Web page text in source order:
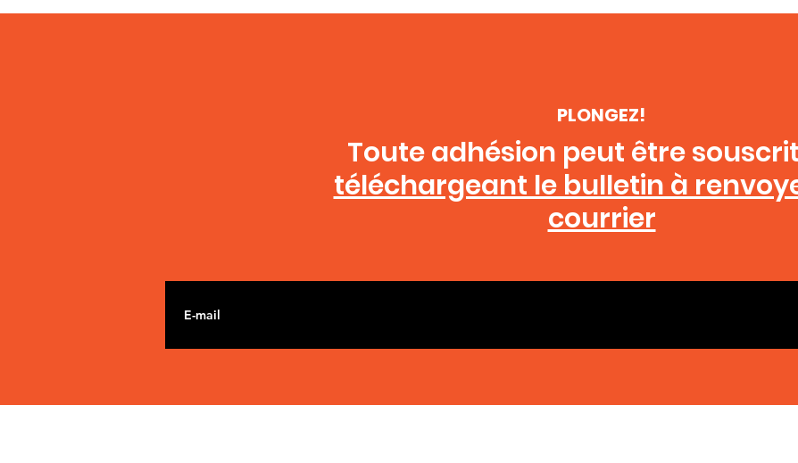
PLONGEZ!
Toute adhésion peut être
téléchargeant le bulletin à
courrier